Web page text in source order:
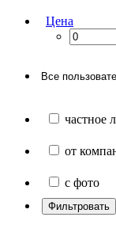
Цена
частное
от
с фото
Фильтровать